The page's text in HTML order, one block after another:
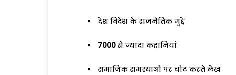
देश विदेश के राजनैतिक मुद्दे
7000 से ज्यादा कहानियां
समाजिक समस्याओं पर चोट करते लेख